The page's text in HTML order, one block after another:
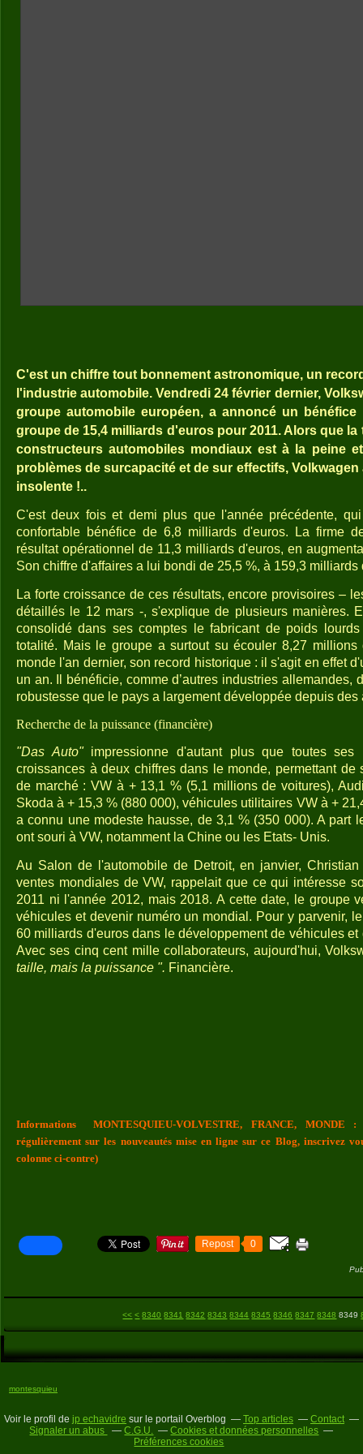
C'est un chiffre tout bonnement astronomique, un
l'industrie automobile. Vendredi 24 février dernier,
groupe automobile européen, a annoncé un bénéfice
groupe de 15,4 milliards d'euros pour 2011. Alors que
constructeurs automobiles mondiaux est à la peine
problèmes de surcapacité et de sur effectifs,
insolente !..
C'est deux fois et demi plus que l'année précédente,
confortable bénéfice de 6,8 milliards d'euros. La firme
résultat opérationnel de 11,3 milliards d'euros, en
Son chiffre d'affaires a lui bondi de 25,5 %, à 159,3 milliards
La forte croissance de ces résultats, encore provisoires –
détaillés le 12 mars -, s'explique de plusieurs manières.
consolidé dans ses comptes le fabricant de poids
totalité. Mais le groupe a surtout su écouler 8,27
monde l'an dernier, son record historique : il s'agit en effet
un an. Il bénéficie, comme d’autres industries allemandes,
robustesse que le pays a largement développée depuis des
Recherche de la puissance (financière)
"Das Auto"
impressionne d'autant plus que toutes
croissances à deux chiffres dans le monde, permettant de
de marché : VW à + 13,1 % (5,1 millions de voitures),
Skoda à + 15,3 % (880 000), véhicules utilitaires VW à +
a connu une modeste hausse, de 3,1 % (350 000). A part
ont souri à VW, notamment la Chine ou les Etats- Unis.
Au Salon de l'automobile de Detroit, en janvier,
ventes mondiales de VW, rappelait que ce qui intéresse
2011 ni l'année 2012, mais 2018. A cette date, le groupe
véhicules et devenir numéro un mondial. Pour y parvenir,
60 milliards d'euros dans le développement de véhicules
Avec ses cinq cent mille collaborateurs, aujourd'hui,
taille, mais la puissance ". Financière.
Informations MONTESQUIEU-VOLVESTRE, FRANCE, MONDE
régulièrement sur les nouveautés mise en ligne sur ce Blog, inscrivez
colonne ci-contre)
Repost 0
<< < 8300
8310
8320
8330
8340 8341 8342 8343 8344 8345 8346 8347 8348 8349
montesquieu
Voir le profil de jp echavidre sur le portail Overblog Top articles
Contact
Signaler un abus
C.G.U.
Cookies et données personnelles
Préférences cookies